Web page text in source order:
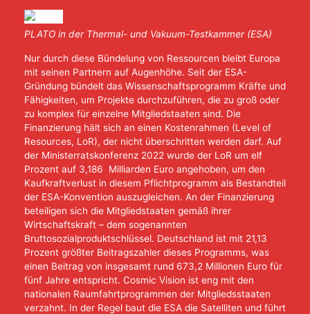
PLATO in der Thermal- und Vakuum-Testkammer (ESA)
Nur durch diese Bündelung von Ressourcen bleibt Europa
mit seinen Partnern auf Augenhöhe. Seit der ESA-
Gründung bündelt das Wissenschaftsprogramm Kräfte und
Fähigkeiten, um Projekte durchzuführen, die zu groß oder
zu komplex für einzelne Mitgliedstaaten sind. Die
Finanzierung hält sich an einen Kostenrahmen (Level of
Resources, LoR), der nicht überschritten werden darf. Auf
der Ministerratskonferenz 2022 wurde der LoR um elf
Prozent auf 3,186 Milliarden Euro angehoben, um den
Kaufkraftverlust in diesem Pflichtprogramm als Bestandteil
der ESA-Konvention auszugleichen. An der Finanzierung
beteiligen sich die Mitgliedstaaten gemäß ihrer
Wirtschaftskraft – dem sogenannten
Bruttosozialproduktschlüssel. Deutschland ist mit 21,13
Prozent größter Beitragszahler dieses Programms, was
einen Beitrag von insgesamt rund 673,2 Millionen Euro für
fünf Jahre entspricht. Cosmic Vision ist eng mit den
nationalen Raumfahrtprogrammen der Mitgliedsstaaten
verzahnt. In der Regel baut die ESA die Satelliten und führt